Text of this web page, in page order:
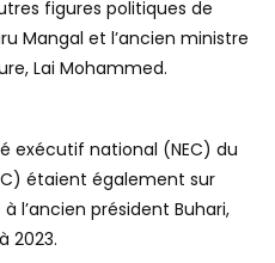
figures politiques de
Mangal et l’ancien ministre
Lai Mohammed.
exécutif national (NEC) du
étaient également sur
l’ancien président Buhari,
2023.